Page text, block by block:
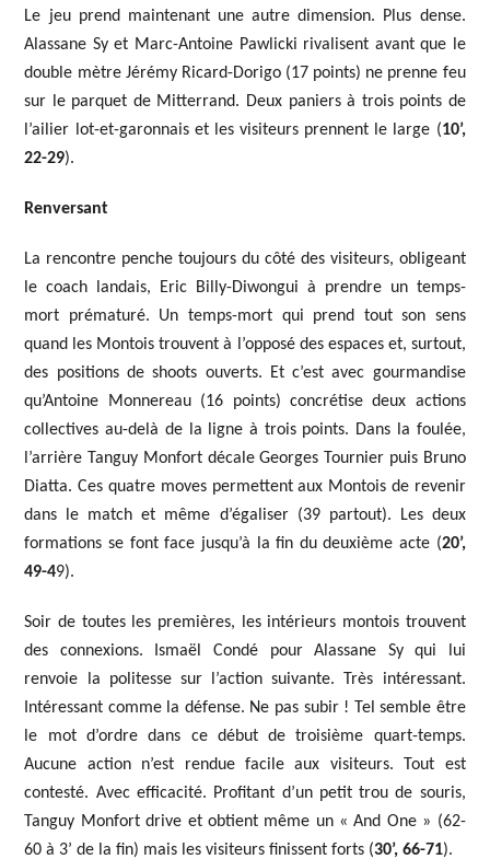
Le jeu prend maintenant une autre dimension. Plus dense.
Alassane Sy et Marc-Antoine Pawlicki rivalisent avant que le
double mètre Jérémy Ricard-Dorigo (17 points) ne prenne feu
sur le parquet de Mitterrand. Deux paniers à trois points de
l’ailier lot-et-garonnais et les visiteurs prennent le large (10’,
22-29).
Renversant
La rencontre penche toujours du côté des visiteurs, obligeant
le coach landais, Eric Billy-Diwongui à prendre un temps-
mort prématuré. Un temps-mort qui prend tout son sens
quand les Montois trouvent à l’opposé des espaces et, surtout,
des positions de shoots ouverts. Et c’est avec gourmandise
qu’Antoine Monnereau (16 points) concrétise deux actions
collectives au-delà de la ligne à trois points. Dans la foulée,
l’arrière Tanguy Monfort décale Georges Tournier puis Bruno
Diatta. Ces quatre moves permettent aux Montois de revenir
dans le match et même d’égaliser (39 partout). Les deux
formations se font face jusqu’à la fin du deuxième acte (20’,
49-49).
Soir de toutes les premières, les intérieurs montois trouvent
des connexions. Ismaël Condé pour Alassane Sy qui lui
renvoie la politesse sur l’action suivante. Très intéressant.
Intéressant comme la défense. Ne pas subir ! Tel semble être
le mot d’ordre dans ce début de troisième quart-temps.
Aucune action n’est rendue facile aux visiteurs. Tout est
contesté. Avec efficacité. Profitant d’un petit trou de souris,
Tanguy Monfort drive et obtient même un « And One » (62-
60 à 3’ de la fin) mais les visiteurs finissent forts (30’, 66-71).